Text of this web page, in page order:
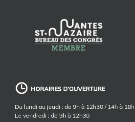
Du lundi au jeudi : de 9h à 12h30 / 14h à 18h
Le vendredi : de 9h à 12h30